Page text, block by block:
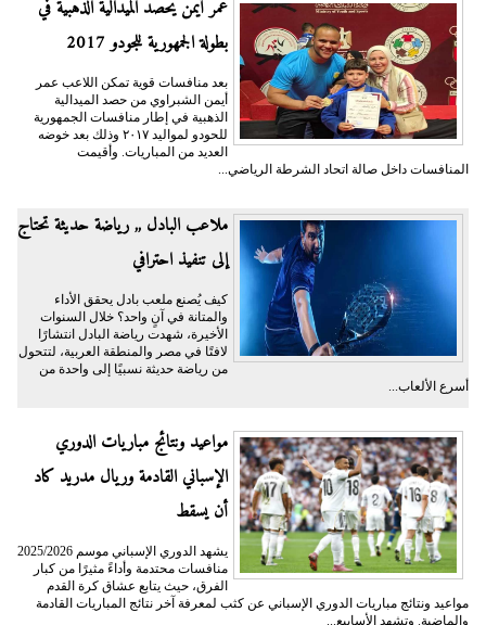
عمر أيمن يحصد الميدالية الذهبية في
بطولة الجمهورية للجودو 2017
بعد منافسات قوية تمكن اللاعب عمر
أيمن الشبراوي من حصد الميدالية
الذهبية في إطار منافسات الجمهورية
للحودو لمواليد ٢٠١٧ وذلك بعد خوضه
العديد من المباريات. وأقيمت
المنافسات داخل صالة اتحاد الشرطة الرياضي...
ملاعب البادل ,, رياضة حديثة تحتاج
إلى تنفيذ احترافي
كيف يُصنع ملعب بادل يحقق الأداء
والمتانة في آنٍ واحد؟ خلال السنوات
الأخيرة، شهدت رياضة البادل انتشارًا
لافتًا في مصر والمنطقة العربية، لتتحول
من رياضة حديثة نسبيًا إلى واحدة من
أسرع الألعاب...
مواعيد ونتائج مباريات الدوري
الإسباني القادمة وريال مدريد كاد
أن يسقط
يشهد الدوري الإسباني موسم 2025/2026
منافسات محتدمة وأداءً مثيرًا من كبار
الفرق، حيث يتابع عشاق كرة القدم
مواعيد ونتائج مباريات الدوري الإسباني عن كثب لمعرفة آخر نتائج المباريات القادمة
والماضية. وتشهد الأسابيع...